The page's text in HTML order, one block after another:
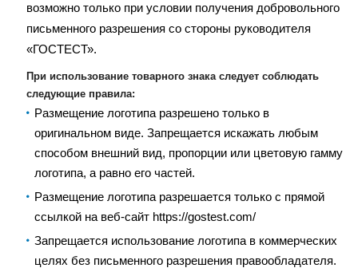
возможно только при условии получения добровольного
письменного разрешения со стороны руководителя
«ГОСТЕСТ».
При использование товарного знака следует соблюдать
следующие правила:
Размещение логотипа разрешено только в
оригинальном виде. Запрещается искажать любым
способом внешний вид, пропорции или цветовую гамму
логотипа, а равно его частей.
Размещение логотипа разрешается только с прямой
ссылкой на веб-сайт https://gostest.com/
Запрещается использование логотипа в коммерческих
целях без письменного разрешения правообладателя.